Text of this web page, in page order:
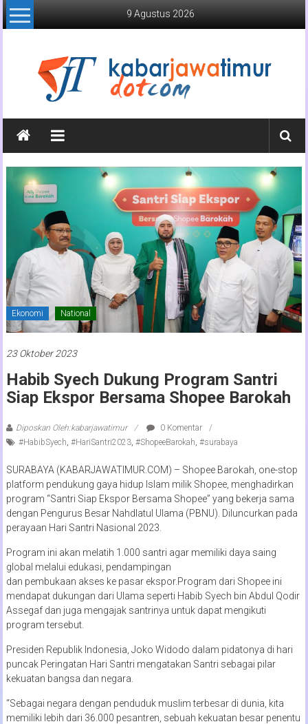
Lompat
ke
9 Agustus 2026
Kabar
Jawa
Timur
Media
Jawa
Ekonomi National
23 Oktober 2023
Habib Syech Dukung Program Santri
Siap Ekspor Bersama Shopee Barokah
Diposkan Oleh:kabarjawatimur
0 Komentar
#HabibSyech, #HariSantri2023, #ShopeeBarokah, #surabaya
SURABAYA (KABARJAWATIMUR.COM) – Shopee Barokah, one-stop
platform pendukung gaya hidup Islam milik Shopee, menghadirkan
program “Santri Siap Ekspor Bersama Shopee” yang bekerja sama
dengan Pengurus Besar Nahdlatul Ulama (PBNU). Diluncurkan pada
perayaan Hari Santri Nasional 2023.
Program ini akan melatih 1.000 santri agar memiliki daya saing
global melalui edukasi, pendampingan
dan pembukaan akses ke pasar ekspor.Program dari Shopee ini
mendapat dukungan dari Ulama seperti Habib Syech bin Abdul Qodir
Assegaf dan juga mengajak santrinya untuk dapat mengikuti
program tersebut.
Presiden Republik Indonesia, Joko Widodo dalam pidatonya di hari
puncak Peringatan Hari Santri mengatakan Santri sebagai pilar
kekuatan bangsa dan negara.
“Sebagai negara dengan penduduk muslim terbesar di dunia, kita
memiliki lebih dari 36.000 pesantren, sebuah kekuatan besar penentu